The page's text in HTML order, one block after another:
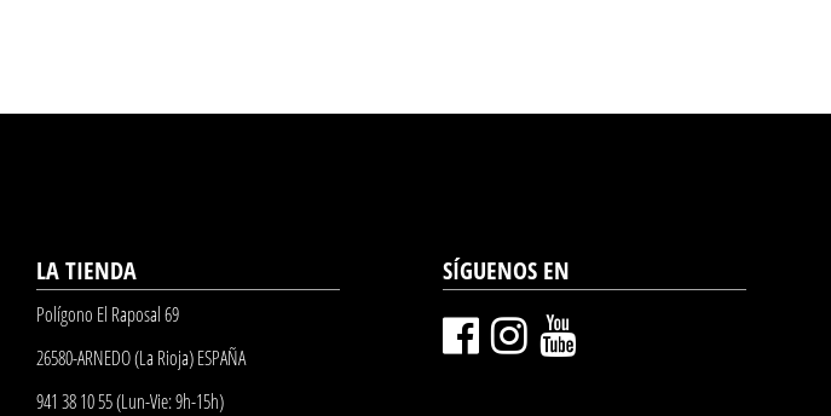
LA TIENDA
Polígono El Raposal 69
26580-ARNEDO (La Rioja) ESPAÑA
941 38 10 55 (Lun-Vie: 9h-15h)
SÍGUENOS EN